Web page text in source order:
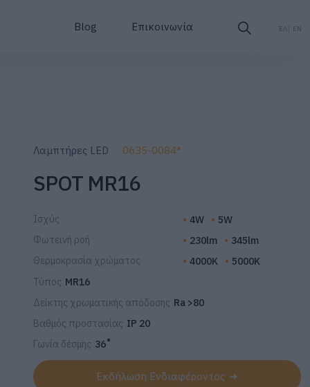
Blog Επικοινωνία ΕΛ EN
0635-0084*
Λαμπτήρες LED
SPOT MR16
Ισχύς 4W
5W
Φωτεινή ροή
230lm
345lm
Θερμοκρασία χρώματος
4000K
5000K
Τύπος MR16
Δείκτης χρωματικής απόδοσης Ra >80
Βαθμός προστασίας IP 20
Γωνία δέσμης 36˚
Εκδήλωση Ενδιαφέροντος